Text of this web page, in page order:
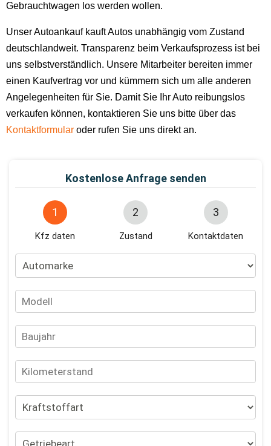
Gebrauchtwagen los werden wollen.
Unser Autoankauf kauft Autos unabhängig vom Zustand
deutschlandweit. Transparenz beim Verkaufsprozess ist bei
uns selbstverständlich. Unsere Mitarbeiter bereiten immer
einen Kaufvertrag vor und kümmern sich um alle anderen
Angelegenheiten für Sie. Damit Sie Ihr Auto reibungslos
verkaufen können, kontaktieren Sie uns bitte über das
Kontaktformular oder rufen Sie uns direkt an.